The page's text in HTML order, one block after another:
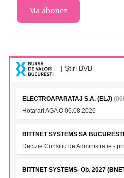
| Știri BVB
ELECTROAPARATAJ S.A. (ELJ)
Hotarari AGA O 06.08.2026
BITTNET SYSTEMS SA
Decizie Consiliu de Administratie -
BITTNET SYSTEMS- Ob. 2027